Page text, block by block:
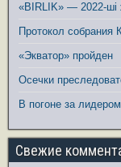
«BIRLIK» — 2022-
Протокол собрания
«Экватор» пройден
Осечки
В погоне за лидером
Свежие